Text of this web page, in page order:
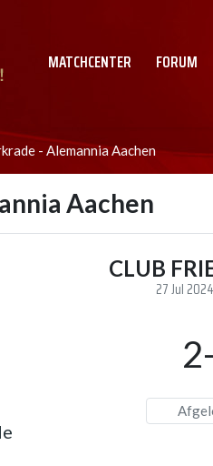
MATCHCENTER FORUM
- Alemannia Aachen
Aachen
CLUB
27 Jul